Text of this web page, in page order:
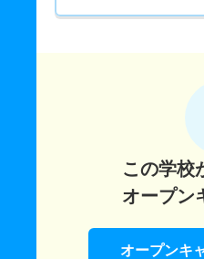
この学校
オープン
オープンキ